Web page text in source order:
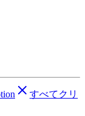
すべてクリ